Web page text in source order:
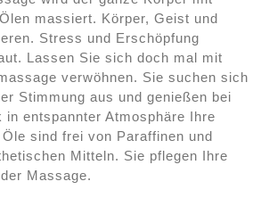
massiert. Körper, Geist und
Stress und Erschöpfung
Lassen Sie sich doch mal mit
verwöhnen. Sie suchen sich
Stimmung aus und genießen bei
in entspannter Atmosphäre Ihre
sind frei von Paraffinen und
Mitteln. Sie pflegen Ihre
Massage.